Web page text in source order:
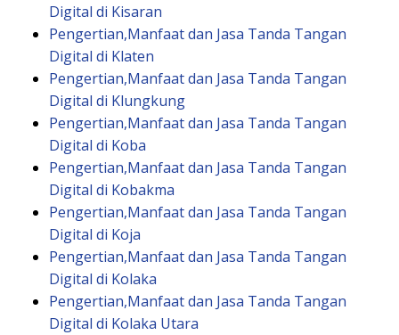
Digital di Kisaran
Pengertian,Manfaat dan Jasa Tanda Tangan
Digital di Klaten
Pengertian,Manfaat dan Jasa Tanda Tangan
Digital di Klungkung
Pengertian,Manfaat dan Jasa Tanda Tangan
Digital di Koba
Pengertian,Manfaat dan Jasa Tanda Tangan
Digital di Kobakma
Pengertian,Manfaat dan Jasa Tanda Tangan
Digital di Koja
Pengertian,Manfaat dan Jasa Tanda Tangan
Digital di Kolaka
Pengertian,Manfaat dan Jasa Tanda Tangan
Digital di Kolaka Utara